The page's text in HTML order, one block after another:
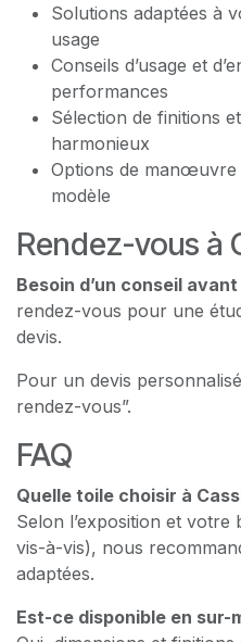
Solutions adaptées à
usage
Conseils d’usage et
performances
Sélection de finitions
harmonieux
Options de manœuvre
modèle
Rendez-vous à
Besoin d’un conseil
rendez-vous pour une
devis.
Pour un devis
rendez-vous”.
FAQ
Quelle toile choisir à
Selon l’exposition et
vis-à-vis), nous
adaptées.
Est-ce disponible en sur-